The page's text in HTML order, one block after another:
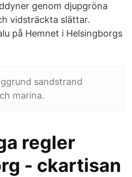
genom djupgröna
vidsträckta slättar.
på Hemnet i Helsingborgs
sandstrand
marina.
regler
- ckartisan